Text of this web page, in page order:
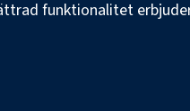
funktionalitet